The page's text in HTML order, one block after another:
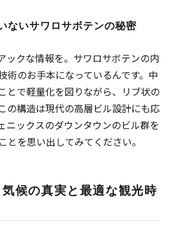
ないサワロサボテンの秘密
ックな情報を。サワロサボテンの内
術のお手本になっているんです。中
とで軽量化を図りながら、リブ状の
の構造は現代の高層ビル設計にも応
ニックスのダウンタウンのビル群を
とを思い出してみてください。
候の真実と最適な観光時